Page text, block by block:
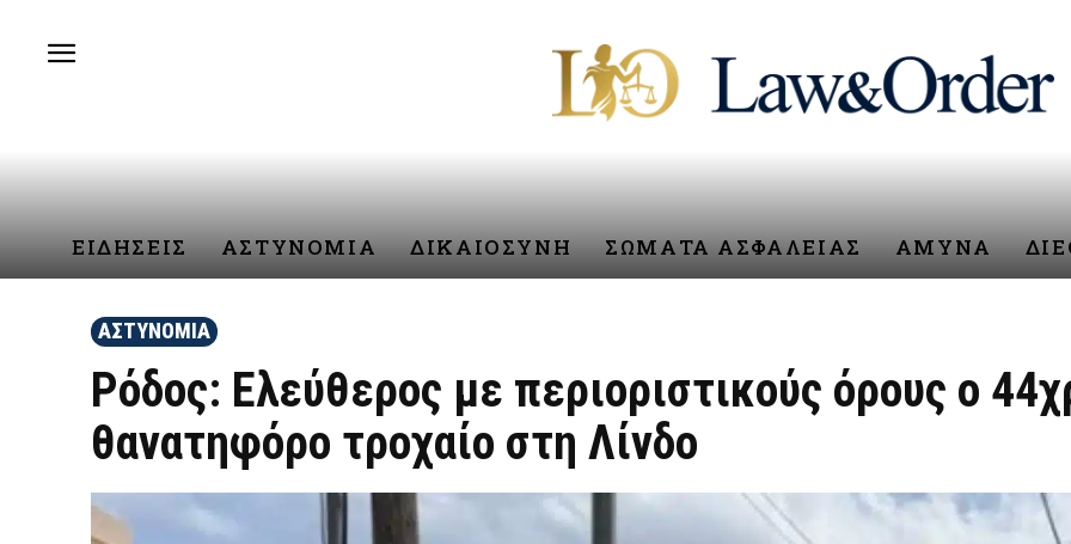
ΕΙΔΗΣΕΙΣ ΑΣΤΥΝΟΜΙΑ ΔΙΚΑΙΟΣΥΝΗ ΣΩΜΑΤΑ ΑΣΦΑΛΕΙΑΣ ΑΜΥΝΑ
ΑΣΤΥΝΟΜΙΑ
Ρόδος: Ελεύθερος με περιοριστικούς όρους ο
θανατηφόρο τροχαίο στη Λίνδο